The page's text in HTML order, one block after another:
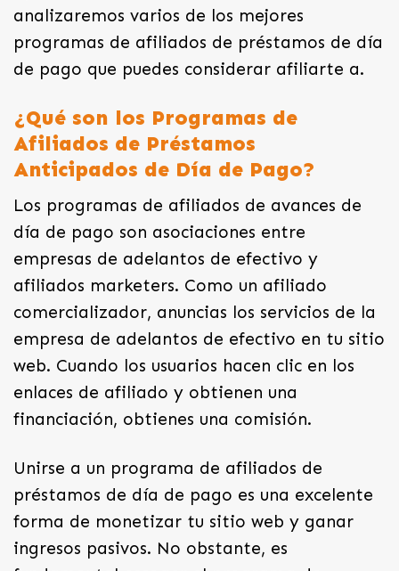
analizaremos varios de los mejores
programas de afiliados de préstamos de día
de pago que puedes considerar afiliarte a.
¿Qué son los Programas de
Afiliados de Préstamos
Anticipados de Día de Pago?
Los programas de afiliados de avances de
día de pago son asociaciones entre
empresas de adelantos de efectivo y
afiliados marketers. Como un afiliado
comercializador, anuncias los servicios de la
empresa de adelantos de efectivo en tu sitio
web. Cuando los usuarios hacen clic en los
enlaces de afiliado y obtienen una
financiación, obtienes una comisión.
Unirse a un programa de afiliados de
préstamos de día de pago es una excelente
forma de monetizar tu sitio web y ganar
ingresos pasivos. No obstante, es